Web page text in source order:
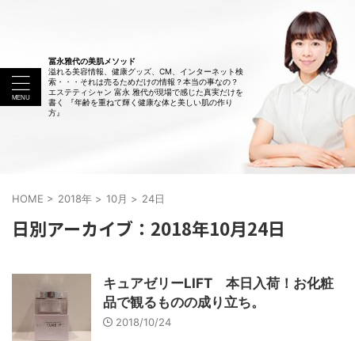
冨永雅代の美肌メソッド
溢れる美容情報、健康グッズ、CM、インターネット検
索・・・それは売るためだけの情報？本当の事なの？
エステティシャン 富永 雅代が現場で感じた真実だけを
書く 『年齢を重ねて輝く健康な体と美しい肌の作り
方』
HOME > 2018年 > 10月 > 24日
日別アーカイブ：2018年10月24日
キュアゼリーLIFT 本日入荷！お化粧
品で観るものの成り立ち。
2018/10/24